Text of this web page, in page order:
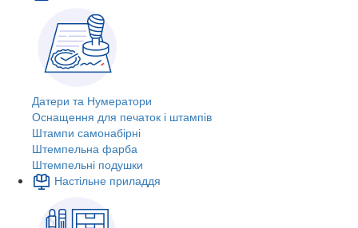
Датери та Нумератори
Оснащення для печаток і штампів
Штампи самонабірні
Штемпельна фарба
Штемпельні подушки
Настільне приладдя